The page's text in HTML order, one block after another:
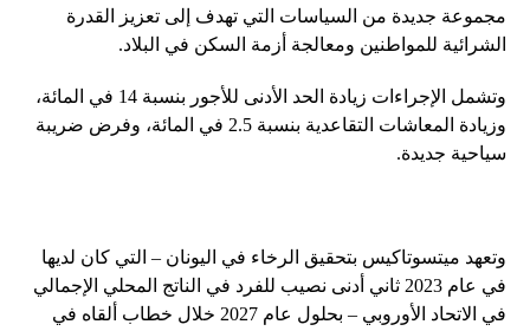
مجموعة جديدة من السياسات التي تهدف إلى تعزيز القدرة
الشرائية للمواطنين ومعالجة أزمة السكن في البلاد.
وتشمل الإجراءات زيادة الحد الأدنى للأجور بنسبة 14 في المائة،
وزيادة المعاشات التقاعدية بنسبة 2.5 في المائة، وفرض ضريبة
سياحية جديدة.
وتعهد ميتسوتاكيس بتحقيق الرخاء في اليونان – التي كان لديها
في عام 2023 ثاني أدنى نصيب للفرد في الناتج المحلي الإجمالي
في الاتحاد الأوروبي – بحلول عام 2027 خلال خطاب ألقاه في